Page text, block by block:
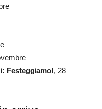
Festeggiamo!, 28